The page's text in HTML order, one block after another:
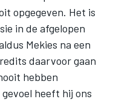
opgegeven. Het is
in de afgelopen
Mekies na een
daarvoor gaan
hebben
heeft hij ons